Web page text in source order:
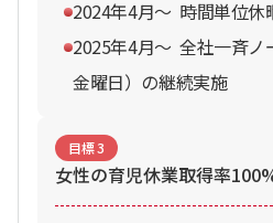
2024年4⽉〜 時間単位
2025年4⽉〜 全社一斉ノ
金曜日）の継続実施
目標3
女性の育児休業取得率